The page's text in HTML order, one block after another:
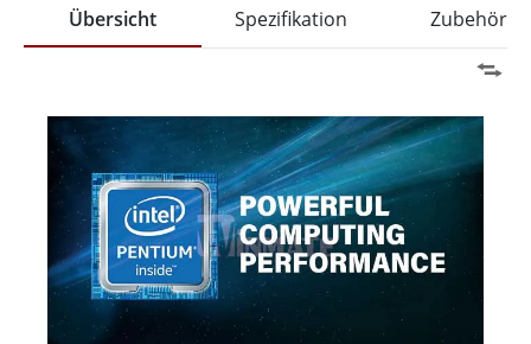
Übersicht Spezifikation Zubehör